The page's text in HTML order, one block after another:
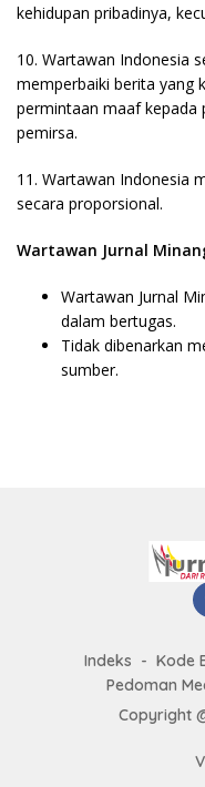
kehidupan pribadinya,
10. Wartawan Indonesia
memperbaiki berita yang
permintaan maaf kepada
pemirsa.
11. Wartawan Indonesia
secara proporsional.
Wartawan Jurnal
Wartawan Jurnal
dalam bertugas.
Tidak dibenarkan
sumber.
Indeks Kode
Pedoman
Copyright